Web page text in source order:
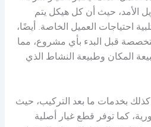
الأمد، حيث أن كل هيكل يتم
احتياجات العميل الخاصة. أيضًا،
قبل البدء بأي مشروع، مما
المكان وطبيعة النشاط الذي
كذلك بخدمات ما بعد التركيب، حيث
كما توفر قطع غيار أصلية